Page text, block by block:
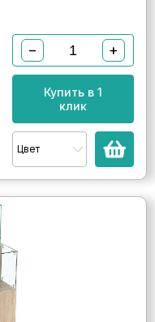
− +
Купить в 1
клик
Цвет